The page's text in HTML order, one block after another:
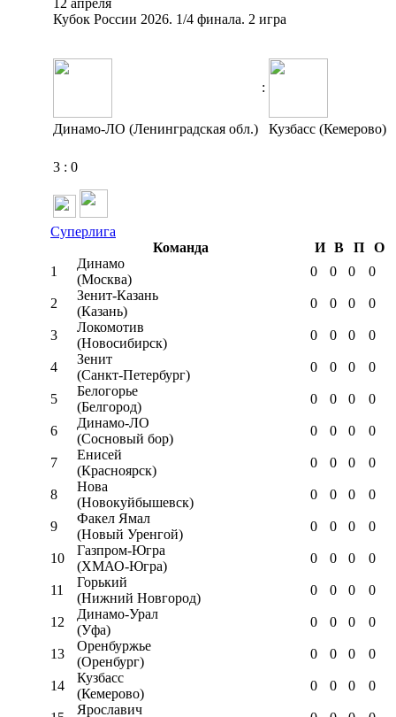
12 апреля
Кубок России 2026. 1/4 финала. 2 игра
:
Динамо-ЛО (Ленинградская обл.) Кузбасс (Кемерово)
3 : 0
Суперлига
Команда
И В П
О
1
Динамо
(Москва)
0 0 0 0
2
Зенит-Казань
(Казань)
0 0 0 0
3
Локомотив
(Новосибирск)
0 0 0 0
4
Зенит
(Санкт-Петербург)
0 0 0 0
5
Белогорье
(Белгород)
0 0 0 0
6
Динамо-ЛО
(Сосновый бор)
0 0 0 0
7
Енисей
(Красноярск)
0 0 0 0
8
Нова
(Новокуйбышевск)
0 0 0 0
9
Факел Ямал
(Новый Уренгой)
0 0 0 0
10
Газпром-Югра
(ХМАО-Югра)
0 0 0 0
11
Горький
(Нижний Новгород)
0 0 0 0
12
Динамо-Урал
(Уфа)
0 0 0 0
13
Оренбуржье
(Оренбург)
0 0 0 0
14
Кузбасс
(Кемерово)
0 0 0 0
Ярославич